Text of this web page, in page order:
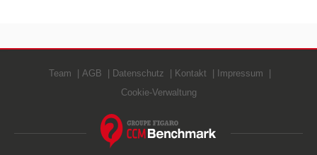
Team AGB Datenschutz Kontakt
Impressum
Cookie-Verwaltung